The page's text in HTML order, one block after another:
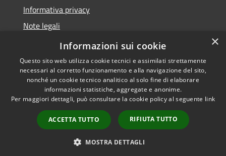
Informativa privacy
Note legali
Dichiarazione di accessibilità
Accessibilità
Copyright © 2026 • Comune di
Grezzana • Powered by
Municipium•
Accesso
redazione
×
Informazioni sui cookie
Questo sito web utilizza cookie tecnici e assimilati strettamente
necessari al corretto funzionamento e alla navigazione del sito,
nonché un cookie tecnico analitico al solo fine di elaborare
informazioni statistiche, aggregate e anonime.
Per maggiori dettagli, può consultare la cookie policy al seguente link
ACCETTA TUTTO RIFIUTA TUTTO
MOSTRA DETTAGLI